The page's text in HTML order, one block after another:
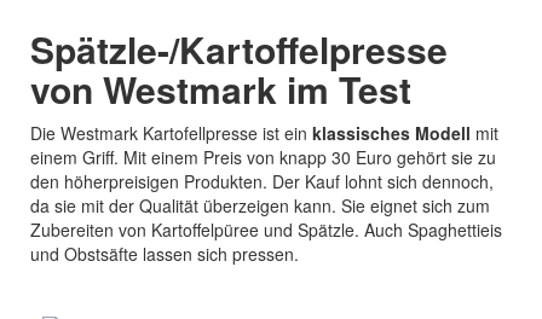
Spätzle-/Kartoffelpresse
von Westmark im Test
Die Westmark Kartofellpresse ist ein klassisches Modell mit
einem Griff. Mit einem Preis von knapp 30 Euro gehört sie zu
den höherpreisigen Produkten. Der Kauf lohnt sich dennoch,
da sie mit der Qualität überzeigen kann. Sie eignet sich zum
Zubereiten von Kartoffelpüree und Spätzle. Auch Spaghettieis
und Obstsäfte lassen sich pressen.